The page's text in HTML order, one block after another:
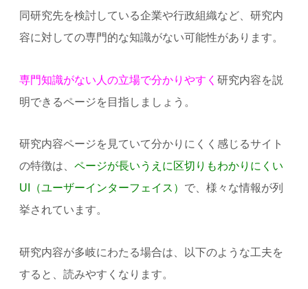
同研究先を検討している企業や行政組織など、研究内
容に対しての専門的な知識がない可能性があります。
専門知識がない人の立場で分かりやすく 研究内容を説
明できるページを目指しましょう。
研究内容ページを見ていて分かりにくく感じるサイト
の特徴は、 ページが長いうえに区切りもわかりにくい
UI（ユーザーインターフェイス） で、様々な情報が列
挙されています。
研究内容が多岐にわたる場合は、以下のような工夫を
すると、読みやすくなります。